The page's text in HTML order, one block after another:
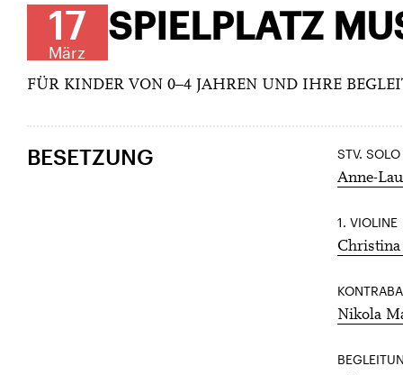
17
März
SPIELPLATZ
FÜR KINDER VON 0–4 JAHREN UND IHRE
BESETZUNG STV.
Anne-
1. VIOLINE
Nikola